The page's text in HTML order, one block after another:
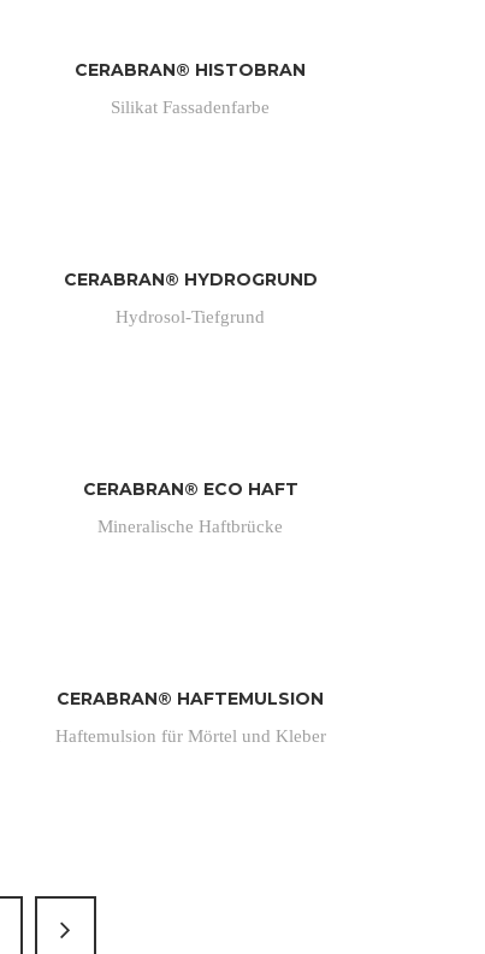
CERABRAN® HISTOBRAN
Silikat Fassadenfarbe
CERABRAN® HYDROGRUND
Hydrosol-Tiefgrund
CERABRAN® ECO HAFT
Mineralische Haftbrücke
CERABRAN® HAFTEMULSION
Haftemulsion für Mörtel und Kleber